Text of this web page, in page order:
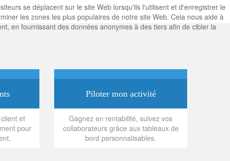
et
pour
Piloter mon activité
Gagnez en rentabilité, suivez vos
collaborateurs grâce aux tableaux de
bord personnalisables.
se déplacent sur le site Web lorsqu'ils l'utilisent et d'enregistrer le
les zones les plus populaires de notre site Web. Cela nous aide à
en fournissant des données anonymes à des tiers afin de cibler la